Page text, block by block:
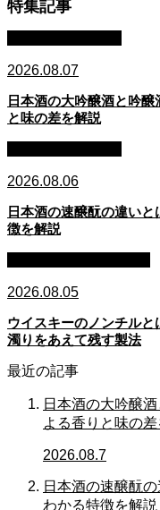
特集記事
2026.08.07
日本酒の大吟醸酒と吟
と味の差を解説
2026.08.06
日本酒の速醸酛の違い
徴を解説
2026.08.05
ウイスキーのノンチル
濁りをあえて残す製法
最近の記事
日本酒の大吟醸
よる香りと味の
2026.08.7
日本酒の速醸酛
わかる特徴を解説